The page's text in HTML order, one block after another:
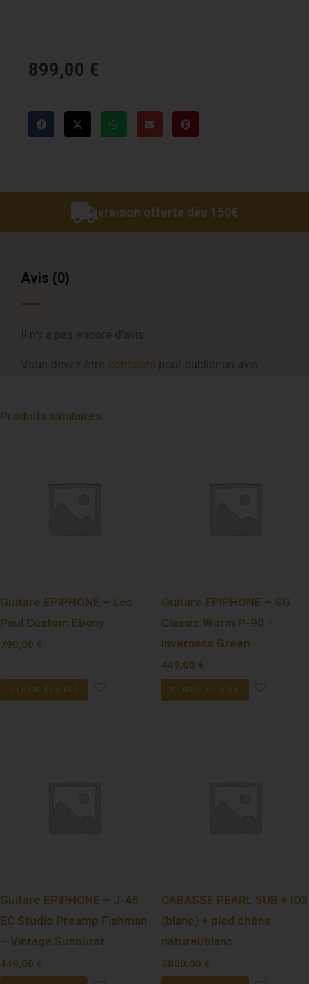
899,00 €
Livraison offerte dès 150€
Avis (0)
connecté
Produits similaires
Guitare EPIPHONE – Les
Paul Custom Ebony
790,00 €
STOCK ÉPUISÉ
Guitare EPIPHONE – SG
Classic Worm P-90 –
Inverness Green
449,00 €
STOCK ÉPUISÉ
Guitare EPIPHONE – J-45
EC Studio Preamp Fishman
– Vintage Sunburst
449,00 €
CABASSE PEARL SUB + IO3
(blanc) + pied chêne
naturel/blanc
3800,00 €